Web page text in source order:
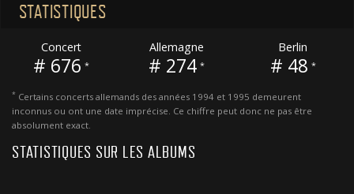
STATISTIQUES
Concert
# 676 *
Allemagne
# 274 *
Berlin
# 48 *
* Certains concerts allemands des années 1994 et 1995 demeurent
inconnus ou ont une date imprécise. Ce chiffre peut donc ne pas être
absolument exact.
STATISTIQUES SUR LES ALBUMS